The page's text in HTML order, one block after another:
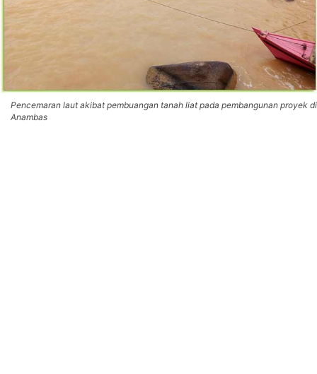
Pencemaran laut akibat pembuangan tanah liat pada pembangunan proyek di
Anambas